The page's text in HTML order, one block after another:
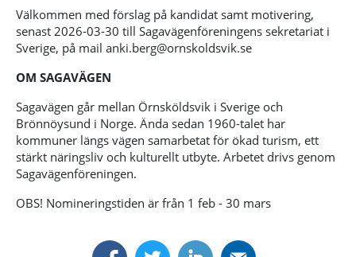
Välkommen med förslag på kandidat samt motivering,
senast 2026-03-30 till Sagavägenföreningens sekretariat i
Sverige, på mail anki.berg@ornskoldsvik.se
OM SAGAVÄGEN
Sagavägen går mellan Örnsköldsvik i Sverige och
Brönnöysund i Norge. Ända sedan 1960-talet har
kommuner längs vägen samarbetat för ökad turism, ett
stärkt näringsliv och kulturellt utbyte. Arbetet drivs genom
Sagavägenföreningen.
OBS! Nomineringstiden är från 1 feb - 30 mars